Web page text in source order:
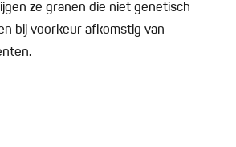
ze granen die niet genetisch
bij voorkeur afkomstig van